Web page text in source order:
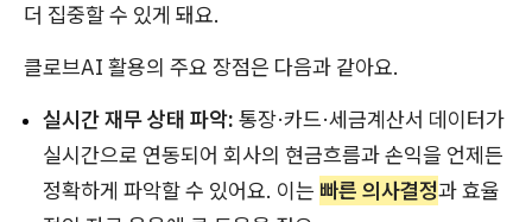
더 집중할 수 있게 돼요.
클로브AI 활용의 주요 장점은 다음과 같아요.
실시간 재무 상태 파악: 통장·카드·세금계산서 데이터가
실시간으로 연동되어 회사의 현금흐름과 손익을 언제든
정확하게 파악할 수 있어요. 이는 빠른 의사결정과 효율